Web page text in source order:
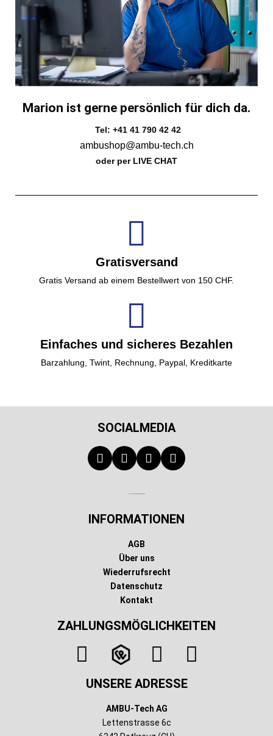
Marion ist gerne persönlich für dich da.
Tel: +41 41 790 42 42
ambushop@ambu-tech.ch
oder per LIVE CHAT
Gratisversand
Gratis Versand ab einem Bestellwert von 150 CHF.
Einfaches und sicheres Bezahlen
Barzahlung, Twint, Rechnung, Paypal, Kreditkarte
SOCIALMEDIA
INFORMATIONEN
AGB
Über uns
Wiederrufsrecht
Datenschutz
Kontakt
ZAHLUNGSMÖGLICHKEITEN
UNSERE ADRESSE
AMBU-Tech AG
Lettenstrasse 6c